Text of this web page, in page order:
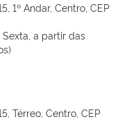
1º Andar, Centro, CEP
a partir das
Térreo, Centro, CEP